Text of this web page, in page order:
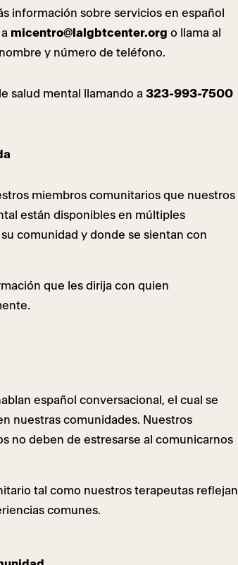
información sobre servicios en español
micentro@lalgbtcenter.org o llama al
y número de teléfono.
salud mental llamando a 323-993-7500
miembros comunitarios que nuestros
están disponibles en múltiples
comunidad y donde se sientan con
que les dirija con quien
español conversacional, el cual se
nuestras comunidades. Nuestros
no deben de estresarse al comunicarnos
tal como nuestros terapeutas reflejan
comunes.